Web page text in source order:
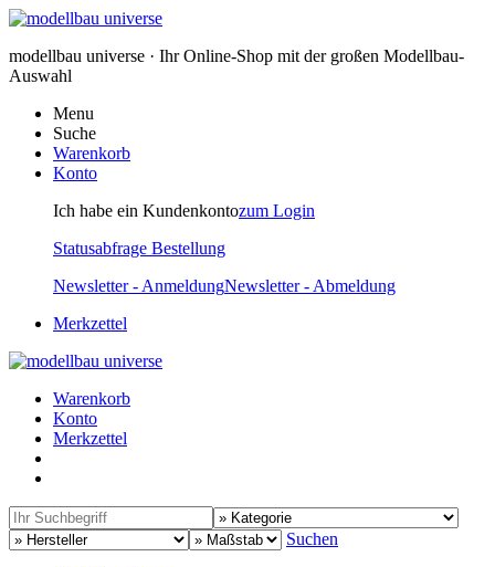
modellbau universe · Ihr Online-Shop mit der großen Modellbau-
Auswahl
Menu
Suche
Warenkorb
Konto
Ich habe ein Kundenkontozum Login
Statusabfrage Bestellung
Newsletter - AnmeldungNewsletter - Abmeldung
Merkzettel
Warenkorb
Konto
Merkzettel
Suchen